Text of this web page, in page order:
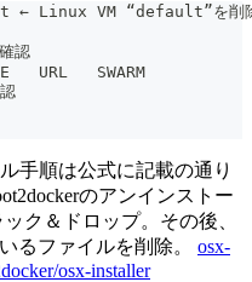
Linux VM “default”を削
認
URL   SWARM
手順は公式に記載の通り
のアンインストー
ク＆ドロップ。その後、
るファイルを削除。 osx-
osx-installer